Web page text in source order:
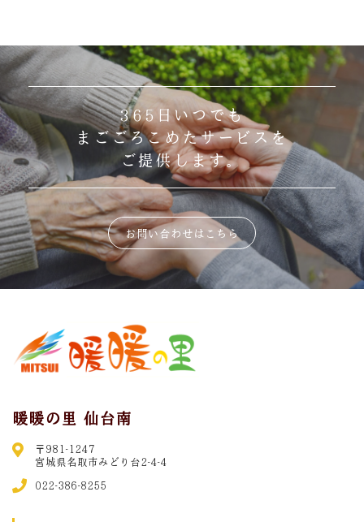
365日いつでも
まごごろこめたサービスを
ご提供します。
お問い合わせはこちら
暖暖の里 仙台南
〒981-1247
宮城県名取市みどり台2-4-4
022-386-8255